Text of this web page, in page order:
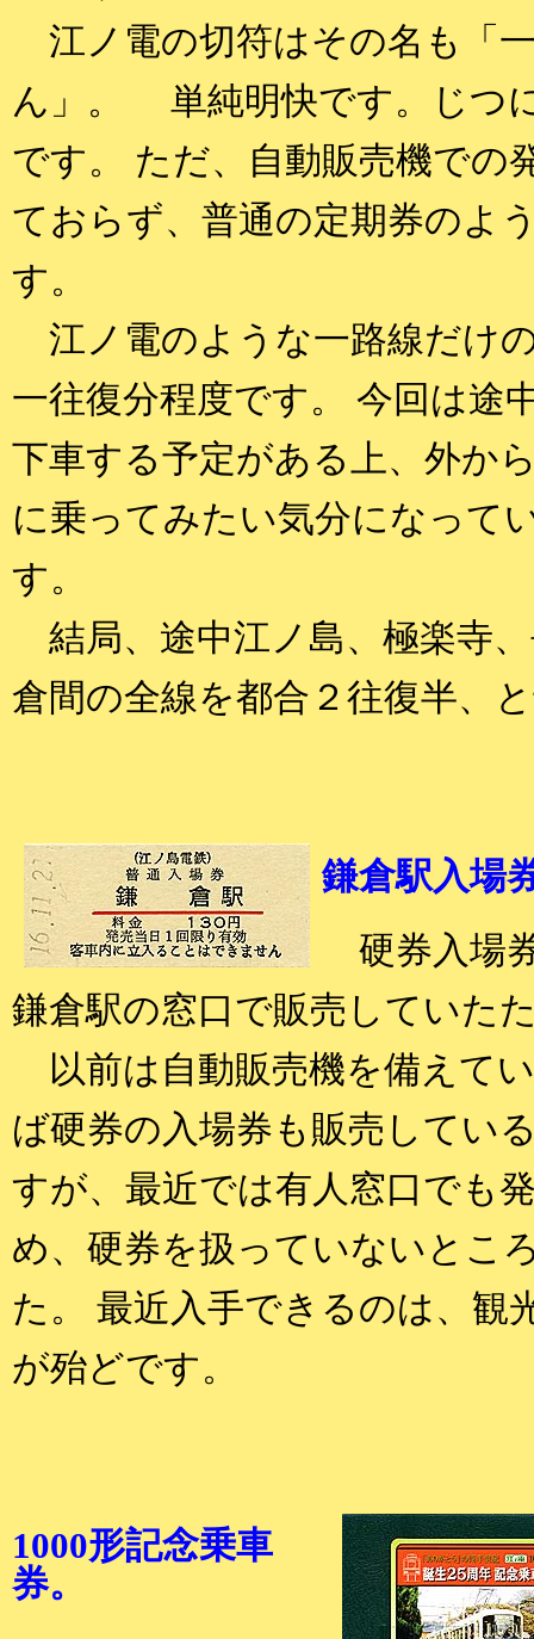
江ノ電の切符はその名も「
ん」。 単純明快です。じつ
です。 ただ、自動販売機での
ておらず、普通の定期券のよ
す。
江ノ電のような一路線だけ
一往復分程度です。 今回は途
下車する予定がある上、外か
に乗ってみたい気分になって
す。
結局、途中江ノ島、極楽寺
倉間の全線を都合２往復半、
鎌倉駅入場
硬券入場
鎌倉駅の窓口で販売していた
以前は自動販売機を備えて
ば硬券の入場券も販売してい
すが、最近では有人窓口でも
め、硬券を扱っていないとこ
た。 最近入手できるのは、観
が殆どです。
1000形記念乗車
券。